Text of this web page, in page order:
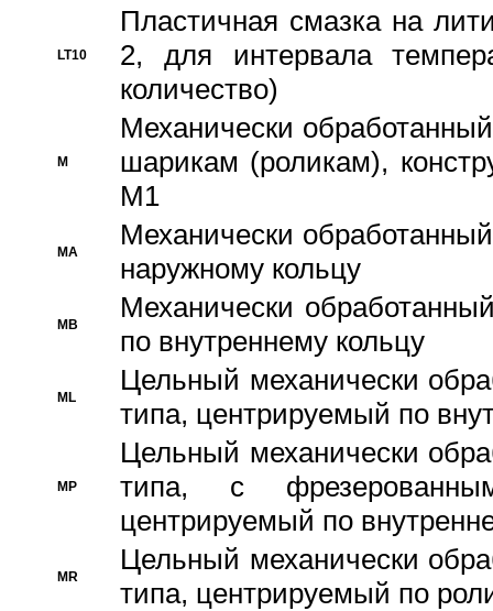
LT10
Пластичная смазка на
2, для интервала
количество)
M
Механически
шарикам (роликам),
M1
MA
Механически
наружному кольцу
MB
Механически
по внутреннему кольцу
ML
Цельный механически
типа, центрируемый по
MP
Цельный механически
типа, с
центрируемый по
MR
Цельный механически
типа, центрируемый по